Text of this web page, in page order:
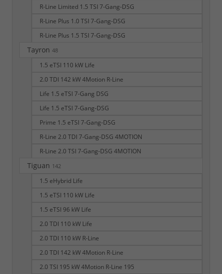
R-Line Limited 1.5 TSI 7-Gang-DSG
R-Line Plus 1.0 TSI 7-Gang-DSG
R-Line Plus 1.5 TSI 7-Gang-DSG
Tayron 48
1.5 eTSI 110 kW Life
2.0 TDI 142 kW 4Motion R-Line
Life 1.5 eTSI 7-Gang DSG
Life 1.5 eTSI 7-Gang-DSG
Prime 1.5 eTSI 7-Gang-DSG
R-Line 2.0 TDI 7-Gang-DSG 4MOTION
R-Line 2.0 TSI 7-Gang-DSG 4MOTION
Tiguan 142
1.5 eHybrid Life
1.5 eTSI 110 kW Life
1.5 eTSI 96 kW Life
2.0 TDI 110 kW Life
2.0 TDI 110 kW R-Line
2.0 TDI 142 kW 4Motion R-Line
2.0 TSI 195 kW 4Motion R-Line 195